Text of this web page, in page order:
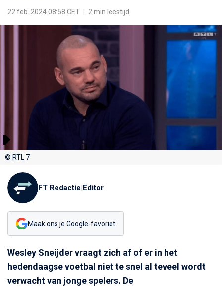
22 feb. 2024 08:58 CET 2 min leestijd
© RTL 7
FT Redactie|Editor
Maak ons je Google-favoriet
Wesley Sneijder vraagt zich af of er in het
hedendaagse voetbal niet te snel al teveel wordt
verwacht van jonge spelers. De